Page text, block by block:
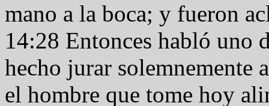
mano a la boca; y fueron
14:28 Entonces habló uno
hecho jurar solemnemente
el hombre que tome hoy